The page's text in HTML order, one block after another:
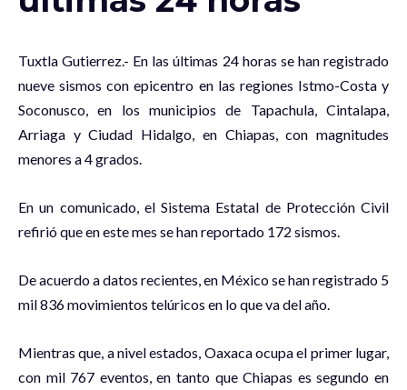
Tuxtla Gutierrez.- En las últimas 24 horas se han registrado
nueve sismos con epicentro en las regiones Istmo-Costa y
Soconusco, en los municipios de Tapachula, Cintalapa,
Arriaga y Ciudad Hidalgo, en Chiapas, con magnitudes
menores a 4 grados.
En un comunicado, el Sistema Estatal de Protección Civil
refirió que en este mes se han reportado 172 sismos.
De acuerdo a datos recientes, en México se han registrado 5
mil 836 movimientos telúricos en lo que va del año.
Mientras que, a nivel estados, Oaxaca ocupa el primer lugar,
con mil 767 eventos, en tanto que Chiapas es segundo en